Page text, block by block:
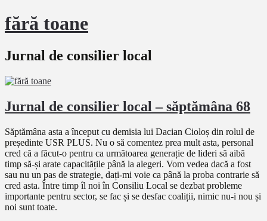
fără toane
Jurnal de consilier local
Jurnal de consilier local – săptămâna 68
Săptămâna asta a început cu demisia lui Dacian Cioloș din rolul de
președinte USR PLUS. Nu o să comentez prea mult asta, personal
cred că a făcut-o pentru ca următoarea generație de lideri să aibă
timp să-și arate capacitățile până la alegeri. Vom vedea dacă a fost
sau nu un pas de strategie, dați-mi voie ca până la proba contrarie să
cred asta. Între timp îl noi în Consiliu Local se dezbat probleme
importante pentru sector, se fac și se desfac coaliții, nimic nu-i nou și
noi sunt toate.